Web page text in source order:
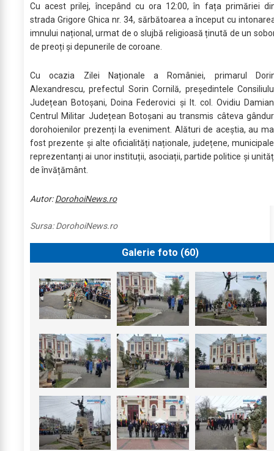
Cu acest prilej, începând cu ora 12:00, în fața primăriei
strada Grigore Ghica nr. 34, sărbătoarea a început cu
imnului național, urmat de o slujbă religioasă ținută de un
de preoți și depunerile de coroane.
Cu ocazia Zilei Naționale a României, primarul
Alexandrescu, prefectul Sorin Cornilă, președintele
Județean Botoșani, Doina Federovici și lt. col. Ovidiu
Centrul Militar Județean Botoșani au transmis câteva
dorohoienilor prezenți la eveniment. Alături de aceștia, au
fost prezente și alte oficialități naționale, județene,
reprezentanți ai unor instituții, asociații, partide politice și
de învățământ.
Autor:DorohoiNews.ro
Sursa:DorohoiNews.ro
Galerie foto (60)